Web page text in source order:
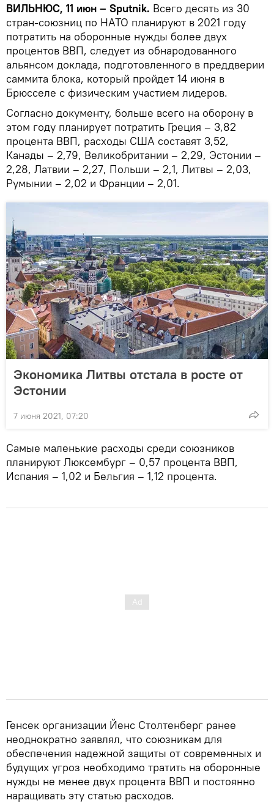
ВИЛЬНЮС, 11 июн – Sputnik. Всего десять из 30
стран-союзниц по НАТО планируют в 2021 году
потратить на оборонные нужды более двух
процентов ВВП, следует из обнародованного
альянсом доклада, подготовленного в преддверии
саммита блока, который пройдет 14 июня в
Брюсселе с физическим участием лидеров.
Согласно документу, больше всего на оборону в
этом году планирует потратить Греция – 3,82
процента ВВП, расходы США составят 3,52,
Канады – 2,79, Великобритании – 2,29, Эстонии –
2,28, Латвии – 2,27, Польши – 2,1, Литвы – 2,03,
Румынии – 2,02 и Франции – 2,01.
Экономика Литвы отстала в росте от
Эстонии
7 июня 2021, 07:20
Самые маленькие расходы среди союзников
планируют Люксембург – 0,57 процента ВВП,
Испания – 1,02 и Бельгия – 1,12 процента.
Генсек организации Йенс Столтенберг ранее
неоднократно заявлял, что союзникам для
обеспечения надежной защиты от современных и
будущих угроз необходимо тратить на оборонные
нужды не менее двух процента ВВП и постоянно
наращивать эту статью расходов.